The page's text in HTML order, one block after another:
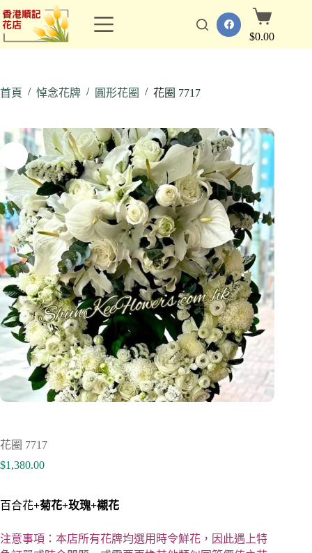
跳
至
主
容
購
物
車
$0.00
首頁 / 悼念花牌 / 圓形花圈 / 花圈 7717
花圈 7717
$1,380.00
百合花+菊花+玫瑰+襯花
注意事項：本店所有花牌均選用時令鮮花，因此遇上特